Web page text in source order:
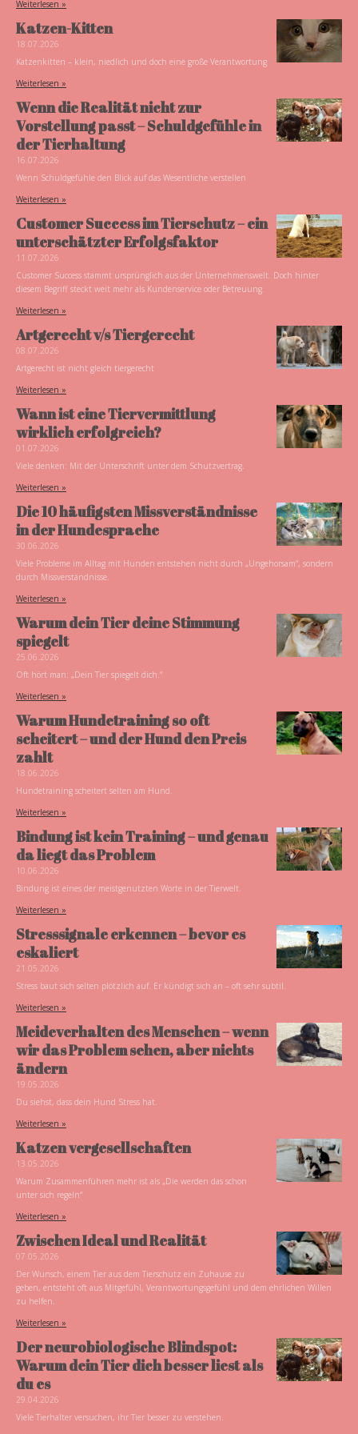
Weiterlesen »
Katzen-Kitten
18.07.2026
Katzenkitten – klein, niedlich und doch eine große Verantwortung
Weiterlesen »
Wenn die Realität nicht zur
Vorstellung passt – Schuldgefühle in
der Tierhaltung
16.07.2026
Wenn Schuldgefühle den Blick auf das Wesentliche verstellen
Weiterlesen »
Customer Success im Tierschutz – ein
unterschätzter Erfolgsfaktor
11.07.2026
Customer Success stammt ursprünglich aus der Unternehmenswelt. Doch hinter
diesem Begriff steckt weit mehr als Kundenservice oder Betreuung.
Weiterlesen »
Artgerecht v/s Tiergerecht
08.07.2026
Artgerecht ist nicht gleich tiergerecht
Weiterlesen »
Wann ist eine Tiervermittlung
wirklich erfolgreich?
01.07.2026
Viele denken: Mit der Unterschrift unter dem Schutzvertrag.
Weiterlesen »
Die 10 häufigsten Missverständnisse
in der Hundesprache
30.06.2026
Viele Probleme im Alltag mit Hunden entstehen nicht durch „Ungehorsam“, sondern
durch Missverständnisse.
Weiterlesen »
Warum dein Tier deine Stimmung
spiegelt
25.06.2026
Oft hört man: „Dein Tier spiegelt dich.“
Weiterlesen »
Warum Hundetraining so oft
scheitert – und der Hund den Preis
zahlt
18.06.2026
Hundetraining scheitert selten am Hund.
Weiterlesen »
Bindung ist kein Training – und genau
da liegt das Problem
10.06.2026
Bindung ist eines der meistgenutzten Worte in der Tierwelt.
Weiterlesen »
Stresssignale erkennen – bevor es
eskaliert
21.05.2026
Stress baut sich selten plötzlich auf. Er kündigt sich an – oft sehr subtil.
Weiterlesen »
Meideverhalten des Menschen – wenn
wir das Problem sehen, aber nichts
ändern
19.05.2026
Du siehst, dass dein Hund Stress hat.
Weiterlesen »
Katzen vergesellschaften
13.05.2026
Warum Zusammenführen mehr ist als „Die werden das schon
unter sich regeln“
Weiterlesen »
Zwischen Ideal und Realität
07.05.2026
Der Wunsch, einem Tier aus dem Tierschutz ein Zuhause zu
geben, entsteht oft aus Mitgefühl, Verantwortungsgefühl und dem ehrlichen Willen
zu helfen.
Weiterlesen »
Der neurobiologische Blindspot:
Warum dein Tier dich besser liest als
du es
29.04.2026
Viele Tierhalter versuchen, ihr Tier besser zu verstehen.